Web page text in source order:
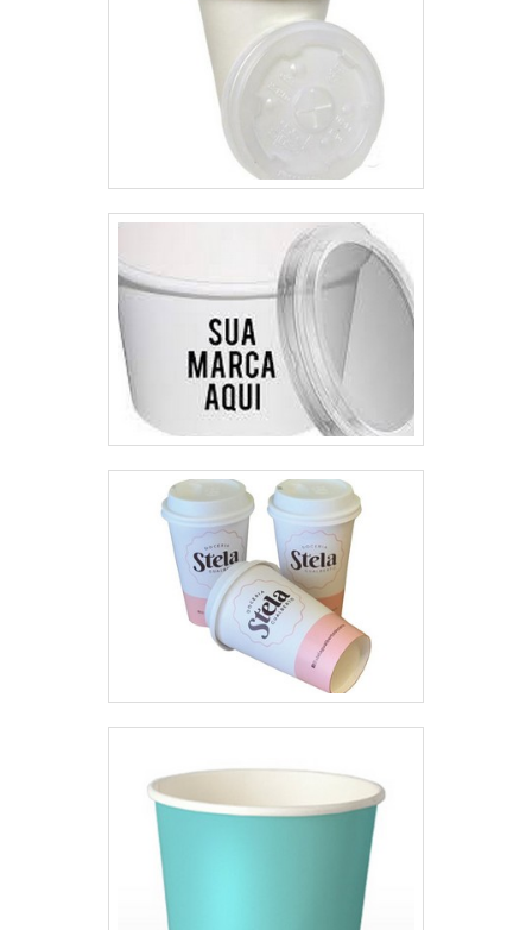
qualidade e assertividade.A
empresa também conta com um
atendimento qualificado, através
de funcionários especializados e
cuidadosos, que entendem a
necessidade de cada cliente.
consideráveis em instalações de
qualidade, aumentando a
eficiência da marca.A MP
Embalagens Flexíveis é uma
empresa que tem sido apontada
de forma positiva no mercado
por toda seriedade e qualidade o
que garante uma entrega de